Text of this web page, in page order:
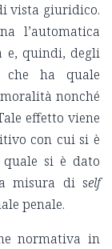
vista giuridico.
l’automatica
e, quindi, degli
che ha quale
nonché
effetto viene
con cui si è
quale si è dato
misura di self
penale.
normativa in